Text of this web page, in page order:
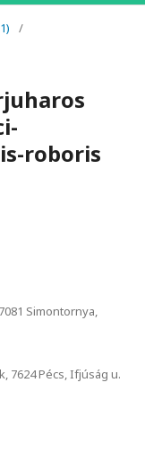
/
roboris
Simontornya,
7624 Pécs, Ifjúság u.